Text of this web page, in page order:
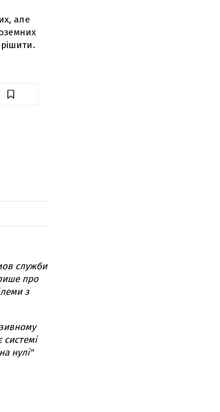
але
служби
про
з
нулі"